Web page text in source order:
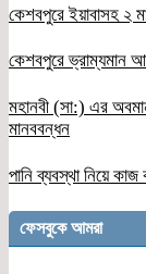
কেশবপুরে ইয়াবাসহ ২
কেশবপুরে ভ্রাম্যমান
মহানবী (সা:) এর
মানববন্ধন
পানি ব্যবস্থা নিয়ে
ফেসবুকে আমরা